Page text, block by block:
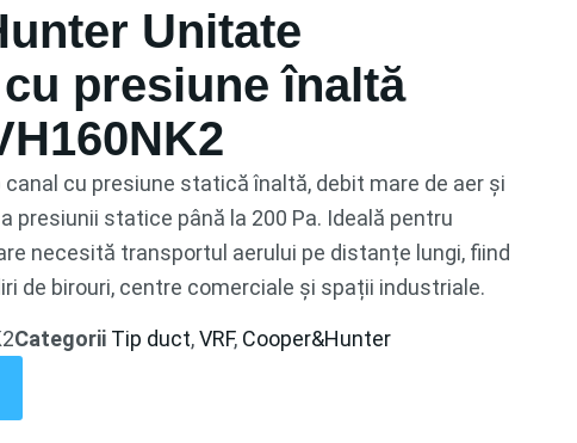
Unitate
presiune înaltă
cu presiune statică înaltă, debit mare de aer și
presiunii statice până la 200 Pa. Ideală pentru
necesită transportul aerului pe distanțe lungi, fiind
de birouri, centre comerciale și spații industriale.
Categorii Tip duct,VRF, Cooper&Hunter